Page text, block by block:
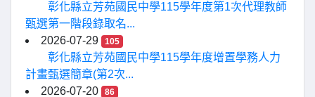
彰化縣立芳苑國民中學115學年度第1次代理教師
甄選第一階段錄取名...
2026-07-29
105
彰化縣立芳苑國民中學115學年度增置學務人力
計畫甄選簡章(第2次...
2026-07-20
86